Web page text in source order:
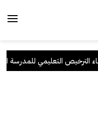
الترخيص التعليمي للمدرسة